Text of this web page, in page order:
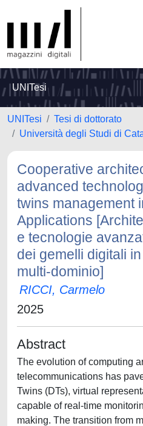
UNITesi
UNITesi
Tesi di dottorato
Università degli Studi di
Cooperative
advanced
twins management
Applications
e tecnologie
dei gemelli digitali
multi-dominio]
RICCI, Carmelo
2025
Abstract
The evolution of computing
telecommunications has
Twins (DTs), virtual
capable of real-time
making. The transition from